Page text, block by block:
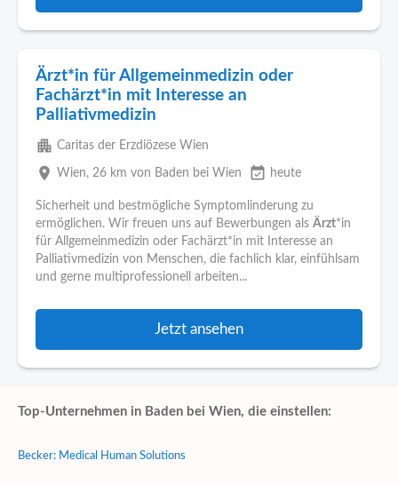
Ärzt*in für Allgemeinmedizin oder
Fachärzt*in mit Interesse an
Palliativmedizin
apartment Caritas der Erzdiözese Wien
place Wien, 26 km von Baden bei Wien event_available heute
Sicherheit und bestmögliche Symptomlinderung zu
ermöglichen. Wir freuen uns auf Bewerbungen als Ärzt*in
für Allgemeinmedizin oder Fachärzt*in mit Interesse an
Palliativmedizin von Menschen, die fachlich klar, einfühlsam
und gerne multiprofessionell arbeiten...
Jetzt ansehen
Top-Unternehmen in Baden bei Wien, die einstellen:
Becker: Medical Human Solutions